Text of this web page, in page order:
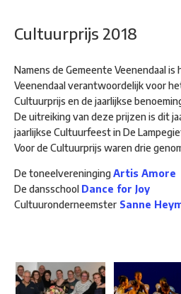
Cultuurprijs 2018
Namens de Gemeente Veenendaal
Veenendaal verantwoordelijk voor
Cultuurprijs en de jaarlijkse
De uitreiking van deze prijzen is dit
jaarlijkse Cultuurfeest in De
Voor de Cultuurprijs waren drie
De toneelvereningingArtis Amore
De dansschool Dance for Joy
Cultuuronderneemster Sanne